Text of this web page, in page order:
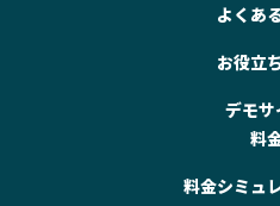
よくあ
お役立
デモサ
料
料金シミュ